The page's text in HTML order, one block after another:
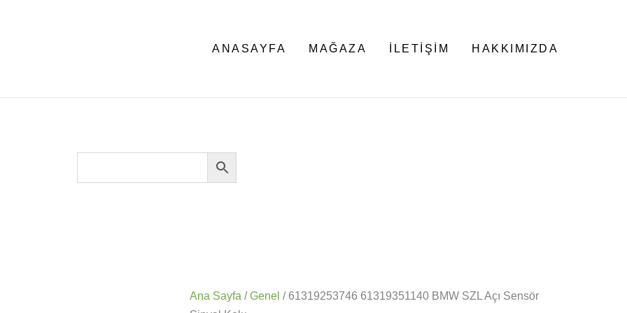
ANASAYFA
MAĞAZA İLETIŞIM HAKKIMIZDA
Ana Sayfa /Genel / 61319253746 61319351140 BMW SZL Açı Sensör